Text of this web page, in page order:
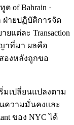
ต of Bahrain ·
ฝ่ายปฏิบัติการจัด
ยแต่ละ Transaction
าที่มา ผลคือ
องหลังถูกขอ
มเปลี่ยนแปลงตาม
ความมั่นคงและ
ของ NYC ได้